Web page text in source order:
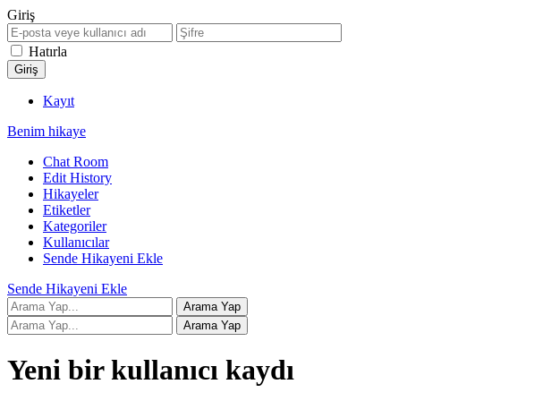
Giriş
Hatırla
Kayıt
Benim hikaye
Chat Room
Edit History
Hikayeler
Etiketler
Kategoriler
Kullanıcılar
Sende Hikayeni Ekle
Sende Hikayeni Ekle
Yeni bir kullanıcı kaydı